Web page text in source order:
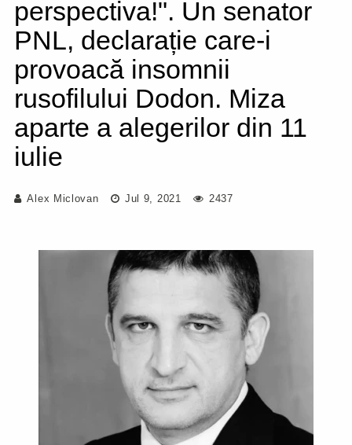
perspectiva!". Un senator
PNL, declarație care-i
provoacă insomnii
rusofilului Dodon. Miza
aparte a alegerilor din 11
iulie
Alex Miclovan Jul 9, 2021 2437